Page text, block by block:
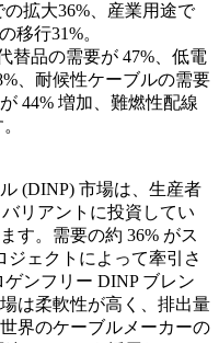
拡大36%、産業用途で
移行31%。
替品の需要が 47%、低電
、耐候性ケーブルの需要
44% 増加、難燃性配線
(DINP) 市場は、生産者
リアントに投資してい
す。需要の約 36% がス
ジェクトによって牽引さ
ンフリー DINP ブレン
は柔軟性が高く、排出量
界のケーブルメーカーの